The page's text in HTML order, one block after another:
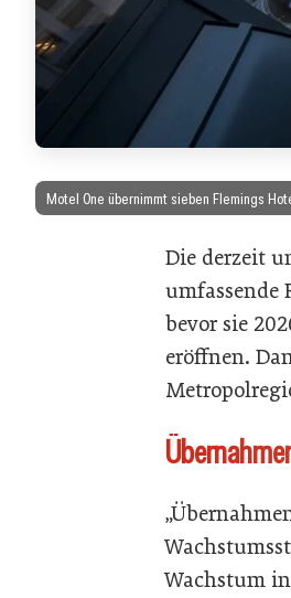
Motel One übernimmt sieben Flemings
Die derzeit
umfassende
bevor sie
eröffnen.
Wachstum